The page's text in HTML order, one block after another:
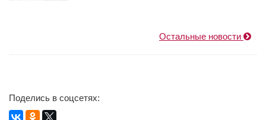
Остальные новости
Поделись в соцсетях: